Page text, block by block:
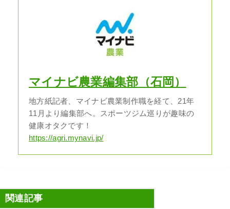
マイナビ農業編集部（石岡）
地方紙記者、マイナビ農業制作職を経て、21年
11月より編集部へ。スポーツジム巡りが趣味の
健康オタクです！
https://agri.mynavi.jp/
関連記事